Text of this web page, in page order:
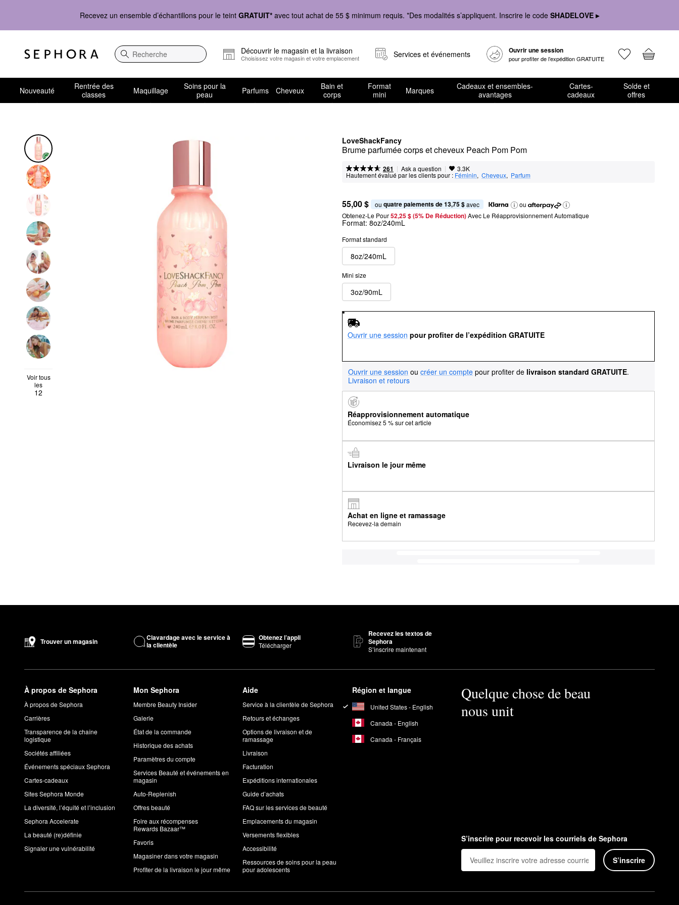
Recevez un ensemble d’échantillons pour le teint GRATUIT* avec tout achat de 55 $ minimum requis. *Des modalités s’appliquent. Inscrire le code SHADELOVE ▸
Recherche
Découvrir le magasin et la livraison
Choisissez votre magasin et votre emplacement Services et événements Ouvrir une session
pour profiter de l’expédition GRATUITE
Nouveauté
Rentrée des
classes
Maquillage
Soins pour la
peau
Parfums Cheveux
Bain et
corps
Format
mini
Marques
Cadeaux et ensembles-
avantages
Cartes-
cadeaux
Solde et
offres
LoveShackFancy
Brume parfumée corps et cheveux Peach Pom Pom
261 | Ask a question | 3.3K
Hautement évalué par les clients pour : Féminin, Cheveux, Parfum
Voir tous
les
12
55,00 $ ou quatre paiements de 13,75 $ avec
ou
Obtenez-Le Pour52,25 $ (5% De Réduction) Avec Le Réapprovisionnement Automatique
Format: 8oz/240mL
Format standard
8oz/240mL
Mini size
3oz/90mL
Ouvrir une session pour profiter de l’expédition GRATUITE
Ouvrir une session ou créer un compte pour profiter de livraison standard GRATUITE.
Livraison et retours
Réapprovisionnement automatique
Économisez 5 % sur cet article
Livraison le jour même
Achat en ligne et ramassage
Recevez-la demain
Trouver un magasin
Clavardage avec le service à
la clientèle
Obtenez l’appli
Télécharger
Recevez les textos de
Sephora
S’inscrire maintenant
À propos de Sephora
À propos de Sephora
Carrières
Transparence de la chaîne
logistique
Sociétés affiliées
Événements spéciaux Sephora
Cartes-cadeaux
Sites Sephora Monde
La diversité, l’équité et l’inclusion
Sephora Accelerate
La beauté (re)définie
Signaler une vulnérabilité
Mon Sephora
Membre Beauty Insider
Galerie
État de la commande
Historique des achats
Paramètres du compte
Services Beauté et événements en
magasin
Auto-Replenish
Offres beauté
Foire aux récompenses
Rewards Bazaar™
Favoris
Magasiner dans votre magasin
Profiter de la livraison le jour même
Aide
Service à la clientèle de Sephora
Retours et échanges
Options de livraison et de
ramassage
Livraison
Facturation
Expéditions internationales
Guide d’achats
FAQ sur les services de beauté
Emplacements du magasin
Versements flexibles
Accessibilité
Ressources de soins pour la peau
pour adolescents
Région et langue
United States - English
Canada - English
Canada - Français
Quelque chose de beau
nous unit
S’inscrire pour recevoir les courriels de Sephora
S’inscrire